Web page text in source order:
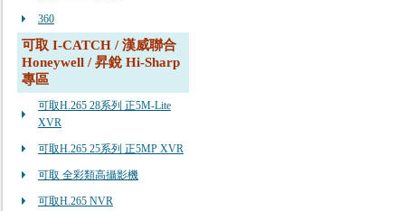
360
可取 I-CATCH / 漢威聯合
Honeywell / 昇銳 Hi-Sharp
專區
可取H.265 28系列 正5M-Lite
XVR
可取H.265 25系列 正5MP XVR
可取 全彩類高攝影機
可取H.265 NVR